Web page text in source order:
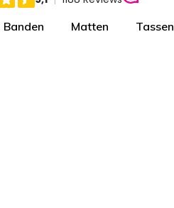
Banden Matten Tassen